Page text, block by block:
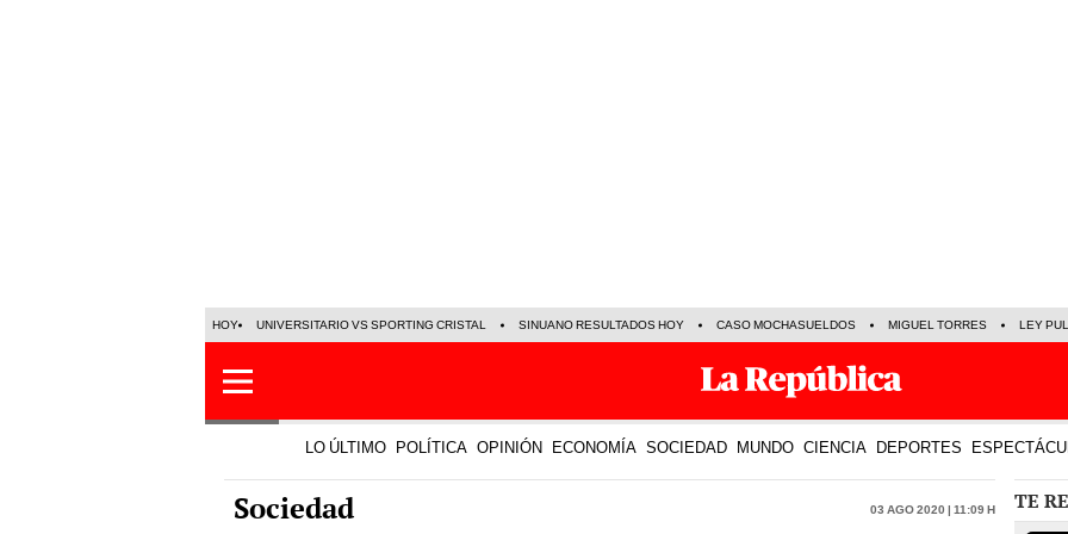
LEY
LO ÚLTIMO POLÍTICA OPINIÓN ECONOMÍA SOCIEDAD MUNDO CIENCIA DEPORTES
Sociedad TE